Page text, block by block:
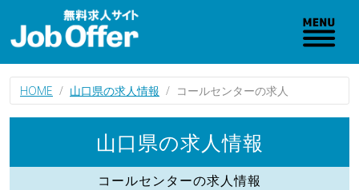
HOME 山口県の求人情報 コールセンターの求人
山口県の求人情報
コールセンターの求人情報